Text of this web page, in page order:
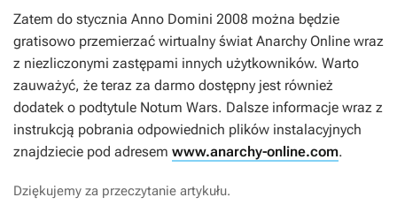
Zatem do stycznia Anno Domini 2008 można będzie
gratisowo przemierzać wirtualny świat Anarchy Online wraz
z niezliczonymi zastępami innych użytkowników. Warto
zauważyć, że teraz za darmo dostępny jest również
dodatek o podtytule Notum Wars. Dalsze informacje wraz z
instrukcją pobrania odpowiednich plików instalacyjnych
znajdziecie pod adresem www.anarchy-online.com.
Dziękujemy za przeczytanie artykułu.